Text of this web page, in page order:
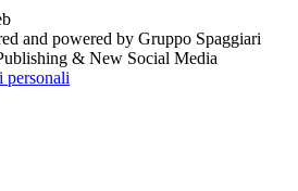
and powered by Gruppo Spaggiari
& New Social Media
personali